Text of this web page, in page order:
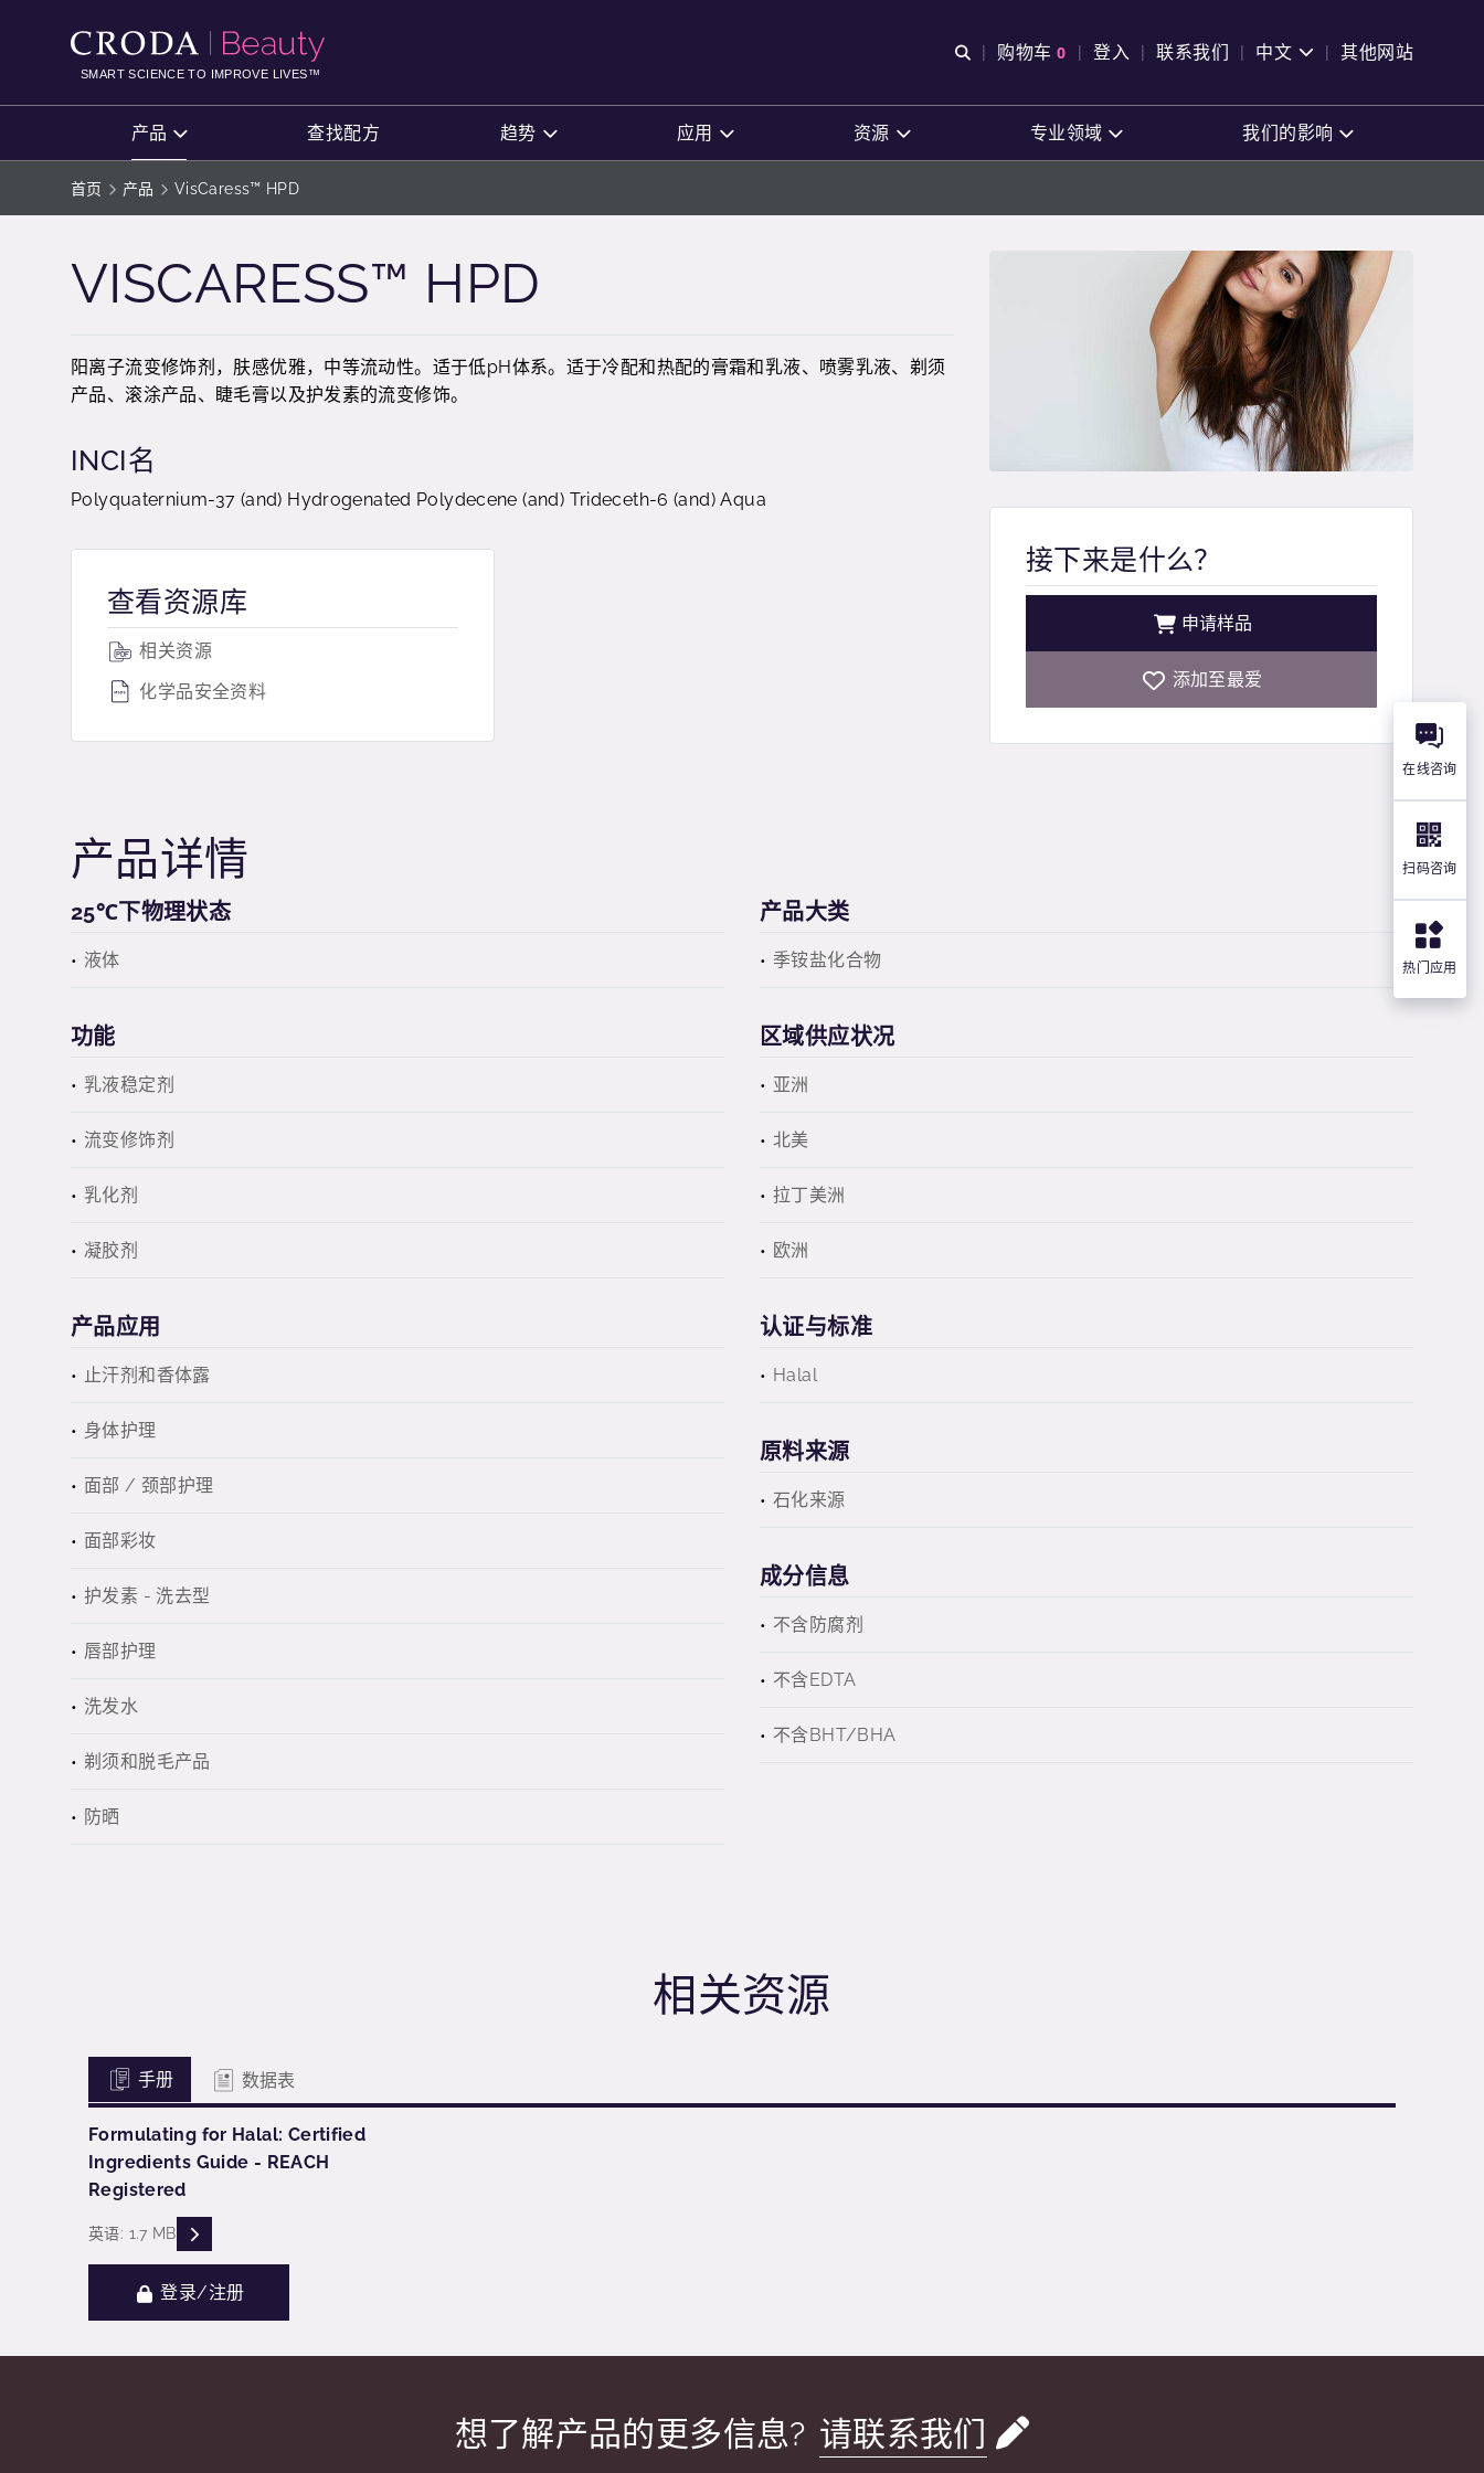
CONTENTSMART SCIENCE TO IMPROVE LIVES™
Open Search
购物车 0
查看购物车
登入 联系我们 中文 其他网站
产品 查找配方 趋势 应用 资源 专业领域 我们的影响
首页 产品 VisCaress™ HPD
VISCARESS™ HPD
阳离子流变修饰剂，肤感优雅，中等流动性。适于低pH体系。适于冷配和热配的膏霜和乳液、喷雾乳液、剃须
产品、滚涂产品、睫毛膏以及护发素的流变修饰。
INCI名
Polyquaternium-37 (and) Hydrogenated Polydecene (and) Trideceth-6 (and) Aqua
接下来是什么？
申请样品
添加至最爱
查看资源库
相关资源
化学品安全资料
产品详情
25℃下物理状态
液体
产品大类
季铵盐化合物
功能
乳液稳定剂
流变修饰剂
乳化剂
凝胶剂
区域供应状况
亚洲
北美
拉丁美洲
欧洲
产品应用
止汗剂和香体露
身体护理
面部 / 颈部护理
面部彩妆
护发素 - 洗去型
唇部护理
洗发水
剃须和脱毛产品
防晒
认证与标准
Halal
原料来源
石化来源
成分信息
不含防腐剂
不含EDTA
不含BHT/BHA
相关资源
手册 数据表
Formulating for Halal: Certified
Ingredients Guide - REACH
Registered
英语: 1.7 MB READ DESCRIPTIONS
登录/注册
想了解产品的更多信息? 请联系我们
在线咨询
扫码咨询
热门应用